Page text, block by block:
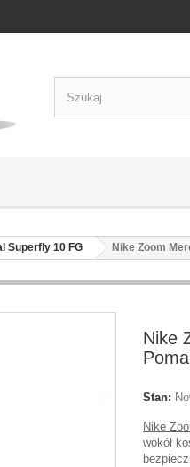
Superfly 10 FG Nike Zoom
Nike
Stan:
Nike
wokół